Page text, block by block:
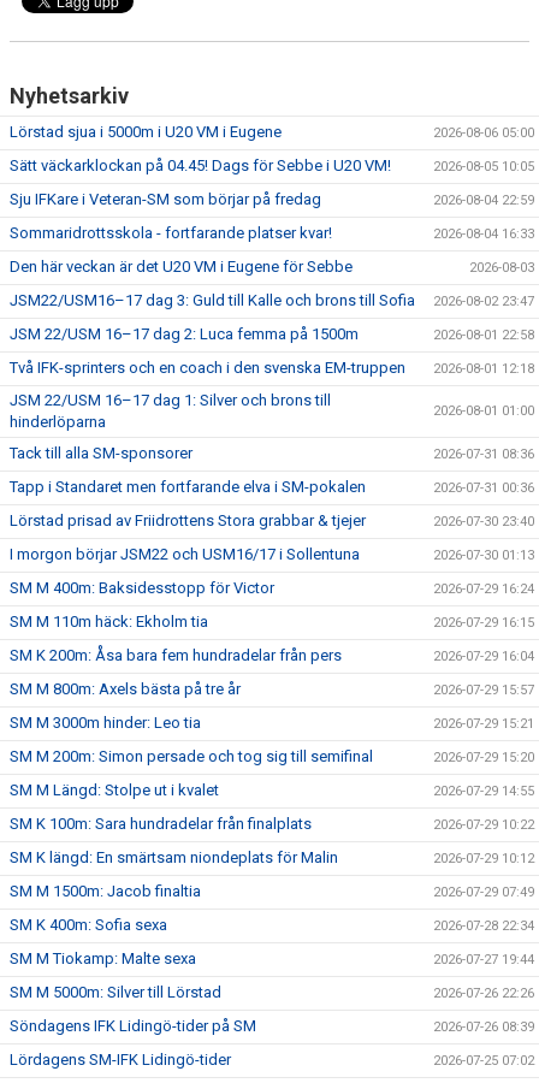
Nyhetsarkiv
Lörstad sjua i 5000m i U20 VM i Eugene 2026-08-06 05:00
Sätt väckarklockan på 04.45! Dags för Sebbe i U20 VM! 2026-08-05 10:05
Sju IFKare i Veteran-SM som börjar på fredag 2026-08-04 22:59
Sommaridrottsskola - fortfarande platser kvar! 2026-08-04 16:33
Den här veckan är det U20 VM i Eugene för Sebbe 2026-08-03
JSM22/USM16–17 dag 3: Guld till Kalle och brons till Sofia 2026-08-02 23:47
JSM 22/USM 16–17 dag 2: Luca femma på 1500m 2026-08-01 22:58
Två IFK-sprinters och en coach i den svenska EM-truppen 2026-08-01 12:18
JSM 22/USM 16–17 dag 1: Silver och brons till
hinderlöparna
2026-08-01 01:00
Tack till alla SM-sponsorer 2026-07-31 08:36
Tapp i Standaret men fortfarande elva i SM-pokalen 2026-07-31 00:36
Lörstad prisad av Friidrottens Stora grabbar & tjejer 2026-07-30 23:40
I morgon börjar JSM22 och USM16/17 i Sollentuna 2026-07-30 01:13
SM M 400m: Baksidesstopp för Victor 2026-07-29 16:24
SM M 110m häck: Ekholm tia 2026-07-29 16:15
SM K 200m: Åsa bara fem hundradelar från pers 2026-07-29 16:04
SM M 800m: Axels bästa på tre år 2026-07-29 15:57
SM M 3000m hinder: Leo tia 2026-07-29 15:21
SM M 200m: Simon persade och tog sig till semifinal 2026-07-29 15:20
SM M Längd: Stolpe ut i kvalet 2026-07-29 14:55
SM K 100m: Sara hundradelar från finalplats 2026-07-29 10:22
SM K längd: En smärtsam niondeplats för Malin 2026-07-29 10:12
SM M 1500m: Jacob finaltia 2026-07-29 07:49
SM K 400m: Sofia sexa 2026-07-28 22:34
SM M Tiokamp: Malte sexa 2026-07-27 19:44
SM M 5000m: Silver till Lörstad 2026-07-26 22:26
Söndagens IFK Lidingö-tider på SM 2026-07-26 08:39
Lördagens SM-IFK Lidingö-tider 2026-07-25 07:02